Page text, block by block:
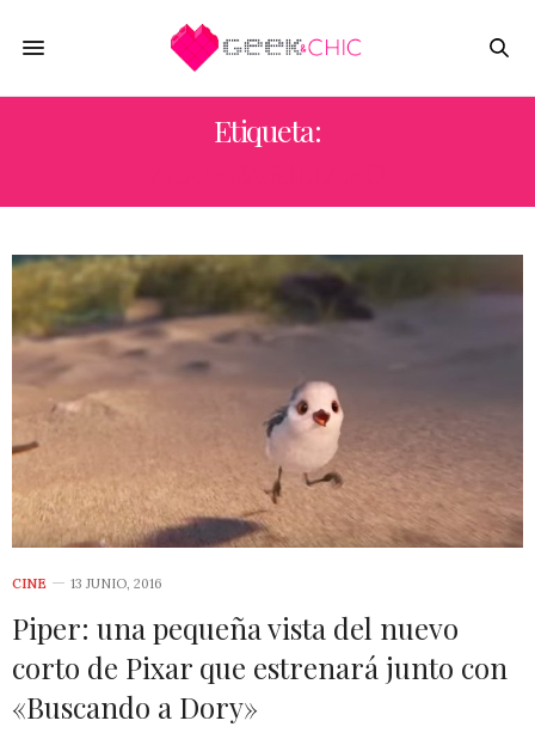
Etiqueta:
CINE 13 JUNIO, 2016
Piper: una pequeña vista del nuevo
corto de Pixar que estrenará junto con
«Buscando a Dory»